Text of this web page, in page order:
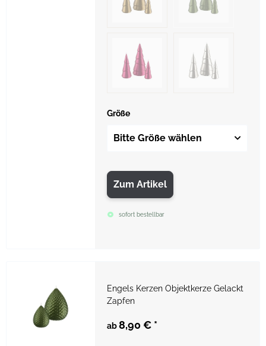
Größe
Bitte Größe wählen
Zum Artikel
sofort bestellbar
Engels Kerzen Objektkerze Gelackt
Zapfen
ab8,90 € *